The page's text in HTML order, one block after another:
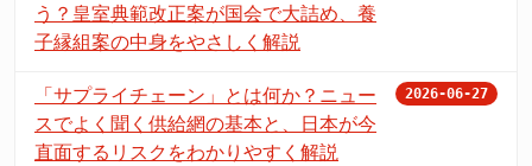
う？皇室典範改正案が国会で大詰め、養
子縁組案の中身をやさしく解説
「サプライチェーン」とは何か？ニュー
スでよく聞く供給網の基本と、日本が今
直面するリスクをわかりやすく解説
2026-06-27